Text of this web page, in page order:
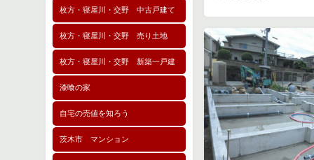
枚方・寝屋川・交野 中古戸建て
枚方・寝屋川・交野 売り土地
枚方・寝屋川・交野 新築一戸建
漆喰の家
自宅の売値を知ろう
茨木市 マンション